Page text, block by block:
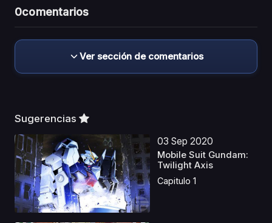
0comentarios
Ver sección de comentarios
Sugerencias
03 Sep 2020
Mobile Suit Gundam:
Twilight Axis
Capitulo 1